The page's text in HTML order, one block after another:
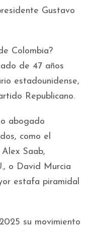
Gustavo
Colombia?
de 47 años
estadounidense,
Republicano.
abogado
como el
Saab,
o David Murcia
estafa piramidal
su movimiento